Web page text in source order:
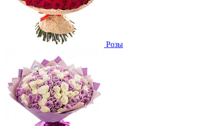
Розы